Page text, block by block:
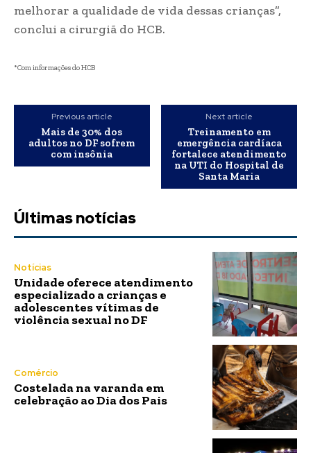
melhorar a qualidade de vida dessas crianças”,
conclui a cirurgiã do HCB.
*Com informações do HCB
Previous article
Mais de 30% dos
adultos no DF sofrem
com insônia
Next article
Treinamento em
emergência cardíaca
fortalece atendimento
na UTI do Hospital de
Santa Maria
Últimas notícias
Notícias
Unidade oferece atendimento
especializado a crianças e
adolescentes vítimas de
violência sexual no DF
Comércio
Costelada na varanda em
celebração ao Dia dos Pais